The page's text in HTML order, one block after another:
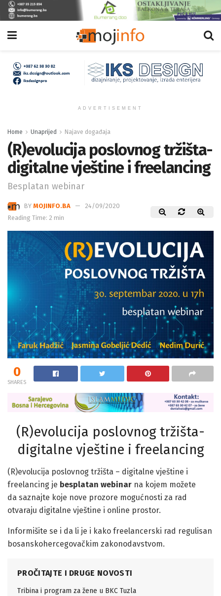
ADVERTISEMENT
Home Unaprijed Najave događaja
(R)evolucija poslovnog tržišta-
digitalne vještine i freelancing
Besplatan webinar
BY MOJINFO.BA
24/09/2020
Reading Time: 2 min
0
SHARES
(R)evolucija poslovnog tržišta-
digitalne vještine i freelancing
(R)evolucija poslovnog tržišta – digitalne vještine i
freelancing je besplatan webinar na kojem možete
da saznajte koje nove prozore mogućnosti za rad
otvaraju digitalne vještine i online prostor.
Informišite se i da li je i kako freelancerski rad regulisan
bosanskohercegovačkim zakonodavstvom.
PROČITAJTE I DRUGE NOVOSTI
Tribina i program za žene u BKC Tuzla